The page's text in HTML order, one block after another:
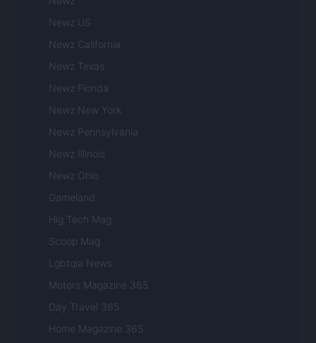
Newz US
Newz California
Newz Texas
Newz Florida
Newz New York
Newz Pennsylvania
Newz Illinois
Newz Ohio
Gameland
Hig Tech Mag
Scoop Mag
Lgbtqia News
Motors Magazine 365
Day Travel 365
Home Magazine 365